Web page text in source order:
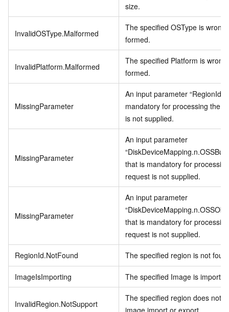
size.
InvalidOSType.Malformed
The specified OSType is
formed.
InvalidPlatform.Malformed
The specified Platform is
formed.
MissingParameter
An input parameter “RegionId”
mandatory for processing the
is not supplied.
MissingParameter
An input parameter
that is mandatory for
request is not supplied.
MissingParameter
An input parameter
that is mandatory for
request is not supplied.
RegionId.NotFound The specified region is not
ImageIsImporting The specified Image is
InvalidRegion.NotSupport
The specified region does not
image import or export.